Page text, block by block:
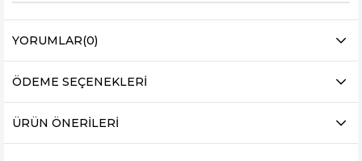
YORUMLAR(0)
ÖDEME SEÇENEKLERI
ÜRÜN ÖNERILERI